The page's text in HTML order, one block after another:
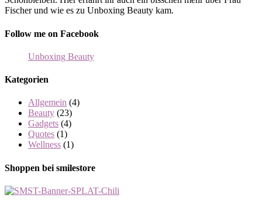
Fischer und wie es zu Unboxing Beauty kam.
Follow me on Facebook
Unboxing Beauty
Kategorien
Allgemein (4)
Beauty (23)
Gadgets (4)
Quotes (1)
Wellness (1)
Shoppen bei smilestore